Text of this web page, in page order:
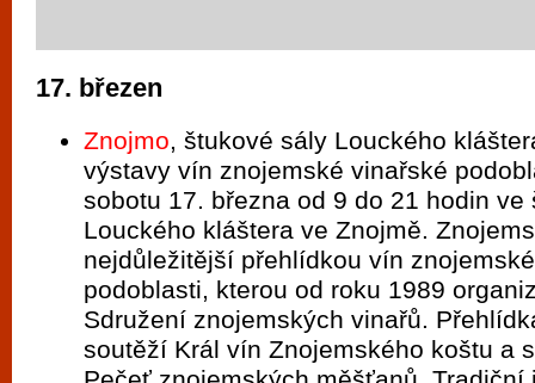
17. březen
Znojmo, štukové sály Louckého
výstavy vín znojemské vinařské
sobotu 17. března od 9 do 21 hodin ve
Louckého kláštera ve Znojmě.
nejdůležitější přehlídkou vín
podoblasti, kterou od roku 1989
Sdružení znojemských vinařů.
soutěží Král vín Znojemského koštu a